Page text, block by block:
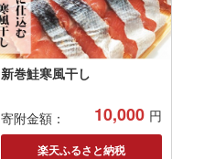
新巻鮭寒風干し
寄附金額： 10,000 円
楽天ふるさと納税